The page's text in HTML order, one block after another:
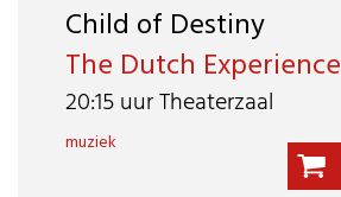
Child of Destiny
The Dutch Experience
20:15 uur Theaterzaal
muziek